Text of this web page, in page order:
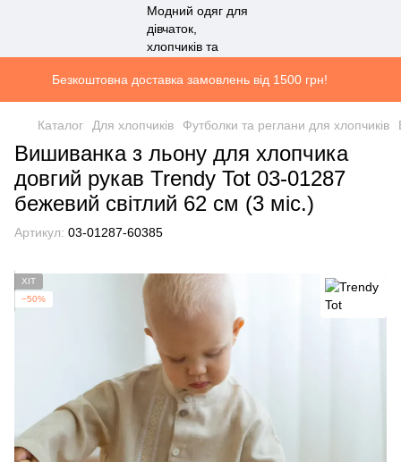
Безкоштовна доставка замовлень від 1500 грн!
Каталог Для хлопчиків Футболки та реглани для хлопчиків
Вишиванка з льону для хлопчика
довгий рукав Trendy Tot 03-01287
бежевий світлий 62 см (3 мiс.)
Артикул: 03-01287-60385
ХІТ
−50%